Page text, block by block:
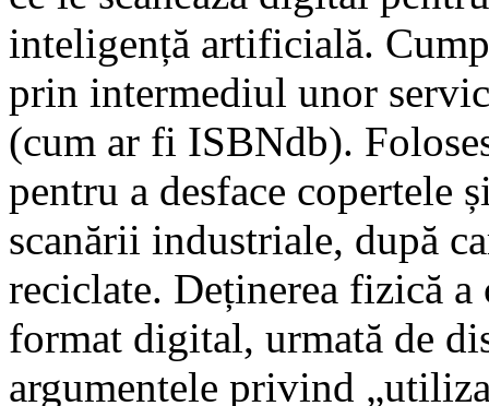
inteligență artificială.
prin intermediul unor
(cum ar fi ISBNdb).
pentru a desface copertele
scanării industriale, după
reciclate. Deținerea fizică
format digital, urmată de
argumentele privind